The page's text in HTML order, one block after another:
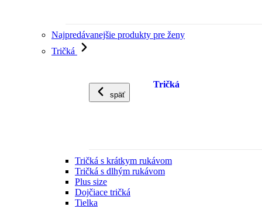
Najpredávanejšie produkty pre ženy
Tričká
späť
Tričká
Tričká s krátkym rukávom
Tričká s dlhým rukávom
Plus size
Dojčiace tričká
Tielka